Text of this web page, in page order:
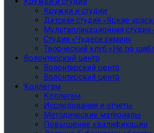
Кружки и студии
Детская студия «Яркие
Мультипликационная студия
Студия «Чудеса химии»
Творческий клуб «Не по
Волонтерский центр
Волонтерский центр
Волонтерский центр
Коллегам
Коллегам
Исследования и отчеты
Методические материалы
Повышение квалификации